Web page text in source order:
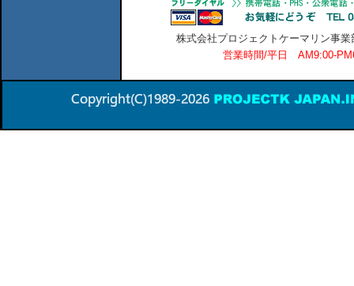
株式会社プロジェクトケーマリン事
営業時間/平日 AM9:00-